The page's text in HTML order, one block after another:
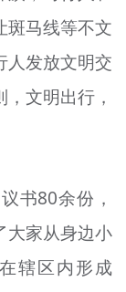
斑马线等不文
人发放文明交
文明出行，
书80余份，
大家从身边小
辖区内形成